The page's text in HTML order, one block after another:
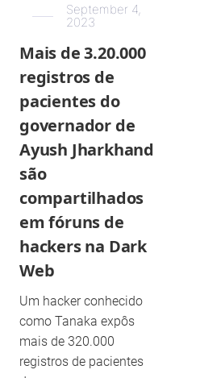
September 4,
2023
Mais de 3.20.000
registros de
pacientes do
governador de
Ayush Jharkhand
são
compartilhados
em fóruns de
hackers na Dark
Web
Um hacker conhecido
como Tanaka expôs
mais de 320.000
registros de pacientes